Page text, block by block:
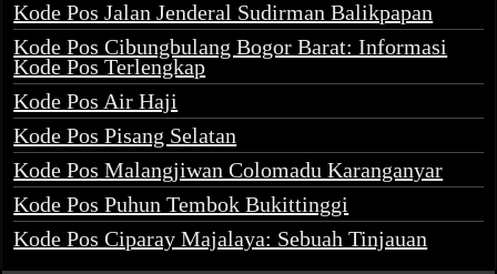
Kode Pos Jalan Jenderal Sudirman Balikpapan
Kode Pos Cibungbulang Bogor Barat: Informasi
Kode Pos Terlengkap
Kode Pos Air Haji
Kode Pos Pisang Selatan
Kode Pos Malangjiwan Colomadu Karanganyar
Kode Pos Puhun Tembok Bukittinggi
Kode Pos Ciparay Majalaya: Sebuah Tinjauan